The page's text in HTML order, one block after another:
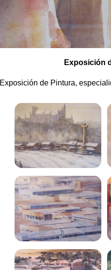
Exposición
Exposición de Pintura,